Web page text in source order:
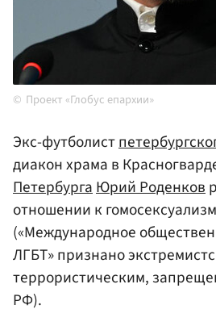
Проект «Глобус епархии»
Экс-футболист
диакон храма в
ПетербургаЮрий Роденков
отношении к
(«Международное
ЛГБТ» признано
террористическим,
РФ).